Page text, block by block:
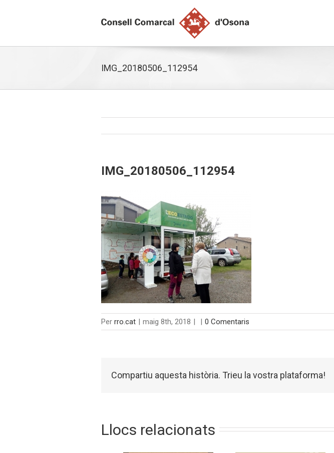
IMG_20180506_112954
IMG_20180506_112954
Per rro.cat | maig 8th, 2018 | | 0 Comentaris
Compartiu aquesta història. Trieu la vostra plataforma!
Llocs relacionats